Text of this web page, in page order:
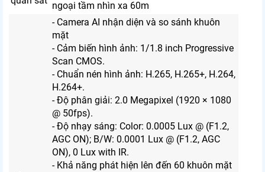
ngoại tầm nhìn xa 60m
- Camera AI nhận diện và so sánh khuôn
mặt
- Cảm biến hình ảnh: 1/1.8 inch Progressive
Scan CMOS.
- Chuẩn nén hình ảnh: H.265, H.265+, H.264,
H.264+.
- Độ phân giải: 2.0 Megapixel (1920 × 1080
@ 50fps).
- Độ nhạy sáng: Color: 0.0005 Lux @ (F1.2,
AGC ON); B/W: 0.0001 Lux @ (F1.2, AGC
ON), 0 Lux with IR.
- Khả năng phát hiện lên đến 60 khuôn mặt